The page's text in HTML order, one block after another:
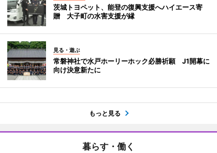
茨城トヨペット、能登の復興支援へハイエース寄
贈 大子町の水害支援が縁
見る・遊ぶ
常磐神社で水戸ホーリーホック必勝祈願 J1開幕に
向け決意新たに
もっと見る
暮らす・働く